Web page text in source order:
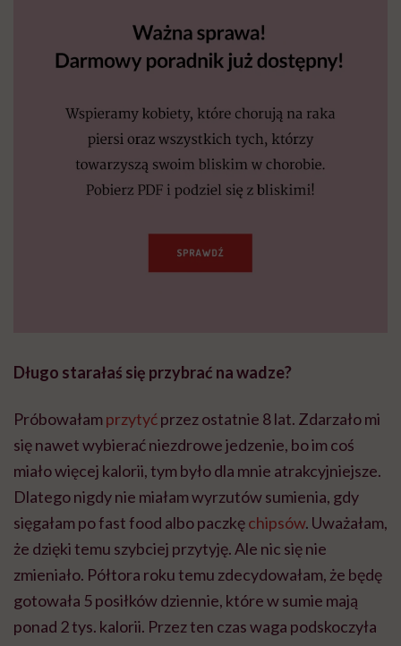
Długo starałaś się przybrać na wadze?
Próbowałamprzytyćprzez ostatnie 8 lat. Zdarzało mi
się nawet wybierać niezdrowe jedzenie, bo im coś
miało więcej kalorii, tym było dla mnie atrakcyjniejsze.
Dlatego nigdy nie miałam wyrzutów sumienia, gdy
sięgałam po fast food albo paczkęchipsów. Uważałam,
że dzięki temu szybciej przytyję. Ale nic się nie
zmieniało. Półtora roku temu zdecydowałam, że będę
gotowała 5 posiłków dziennie, które w sumie mają
ponad 2 tys. kalorii. Przez ten czas waga podskoczyła